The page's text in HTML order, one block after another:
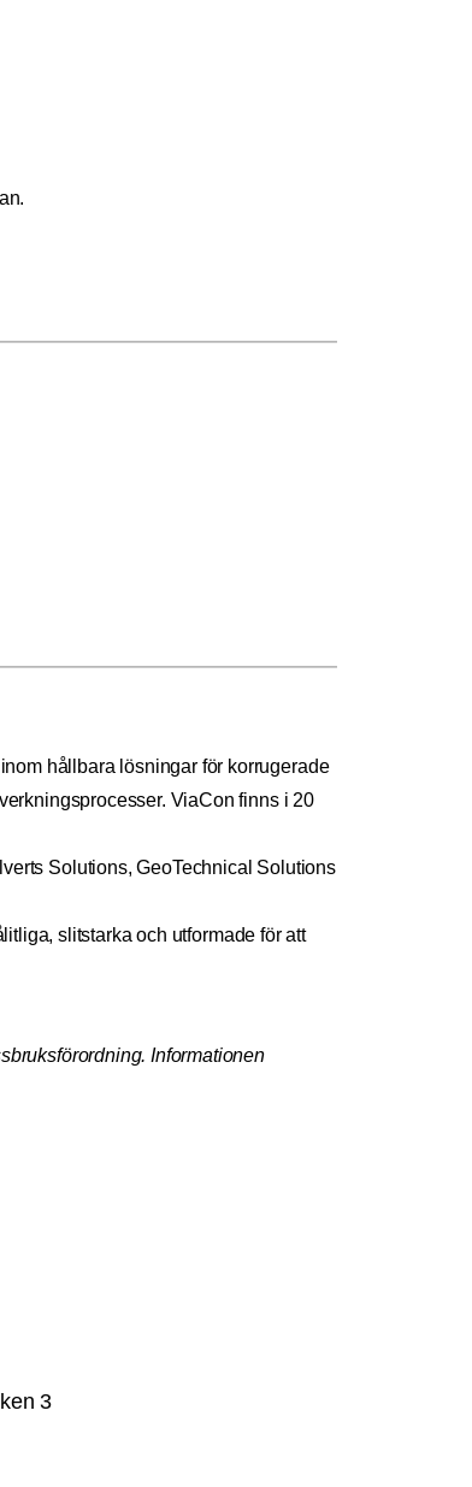
hållbara lösningar för korrugerade
ViaCon finns i 20
Solutions, GeoTechnical Solutions
slitstarka och utformade för att
Informationen
3